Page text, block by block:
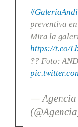
preventiva
Mira la
https://t.co/
?? Foto:
— Agencia